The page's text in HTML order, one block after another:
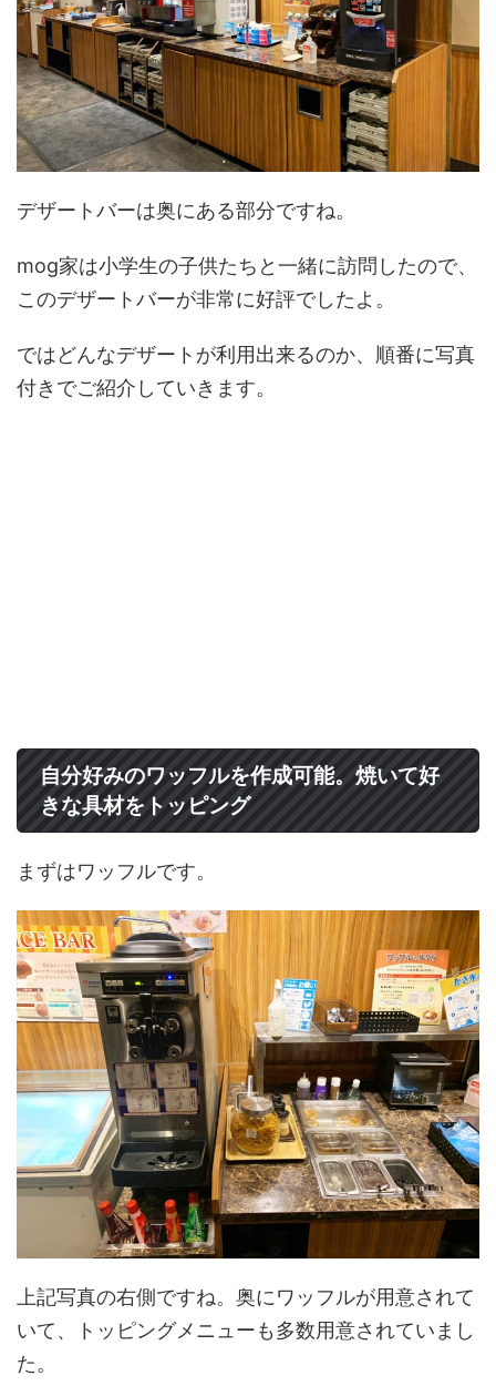
デザートバーは奥にある部分ですね。
mog家は小学生の子供たちと一緒に訪問したので、
このデザートバーが非常に好評でしたよ。
ではどんなデザートが利用出来るのか、順番に写真
付きでご紹介していきます。
自分好みのワッフルを作成可能。焼いて好
きな具材をトッピング
まずはワッフルです。
上記写真の右側ですね。奥にワッフルが用意されて
いて、トッピングメニューも多数用意されていまし
た。